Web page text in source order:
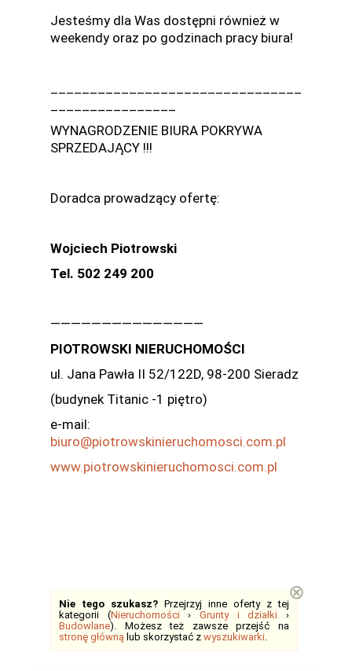
Jesteśmy dla Was dostępni również w
weekendy oraz po godzinach pracy biura!
WYNAGRODZENIE BIURA POKRYWA
SPRZEDAJĄCY !!!
Doradca prowadzący ofertę:
Wojciech Piotrowski
Tel. 502 249 200
———————————————
PIOTROWSKI NIERUCHOMOŚCI
ul. Jana Pawła II 52/122D, 98-200 Sieradz
(budynek Titanic -1 piętro)
e-mail:
biuro@piotrowskinieruchomosci.com.pl
www.piotrowskinieruchomosci.com.pl
Nie tego szukasz? Przejrzyj inne oferty z tej
kategorii (Nieruchomości›Grunty i działki ›
Budowlane). Możesz też zawsze przejść na
stronę główną lub skorzystać z wyszukiwarki
⊗